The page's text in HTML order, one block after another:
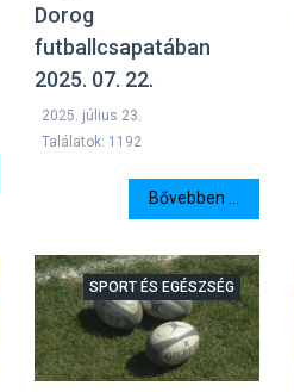
Dorog
futballcsapatában
2025. 07. 22.
2025. július 23.
Találatok: 1192
Bővebben ...
SPORT ÉS EGÉSZSÉG